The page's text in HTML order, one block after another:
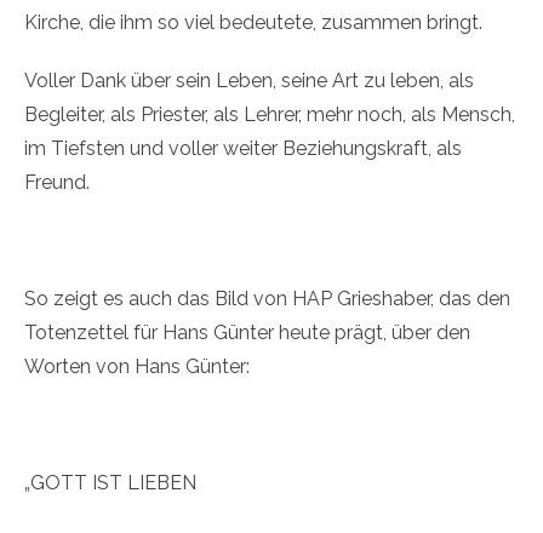
Kirche, die ihm so viel bedeutete, zusammen bringt.
Voller Dank über sein Leben, seine Art zu leben, als
Begleiter, als Priester, als Lehrer, mehr noch, als Mensch,
im Tiefsten und voller weiter Beziehungskraft, als
Freund.
So zeigt es auch das Bild von HAP Grieshaber, das den
Totenzettel für Hans Günter heute prägt, über den
Worten von Hans Günter:
„GOTT IST LIEBEN